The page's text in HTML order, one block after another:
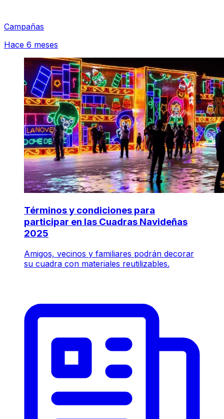
Campañas
Hace 6 meses
Términos y condiciones para
participar en las Cuadras Navideñas
2025
Amigos, vecinos y familiares podrán decorar
su cuadra con materiales reutilizables.